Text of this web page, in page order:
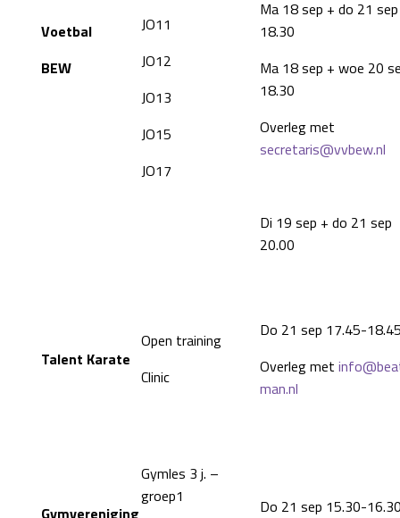
Voetbal
BEW
JO11
JO12
JO13
JO15
JO17
Ma 18 sep + do 21 sep
18.30
Ma 18 sep + woe 20
18.30
Overleg met
secretaris@vvbew.nl
Di 19 sep + do 21 sep
20.00
Talent Karate
Open training
Clinic
Do 21 sep 17.45-
Overleg met
man.nl
Gymvereniging
Gymles 3 j. –
groep1
Do 21 sep 15.30-